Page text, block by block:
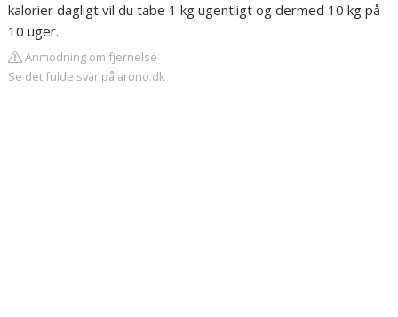
kalorier dagligt vil du tabe 1 kg ugentligt og dermed 10 kg på
10 uger.
Anmodning om fjernelse
Se det fulde svar på arono.dk